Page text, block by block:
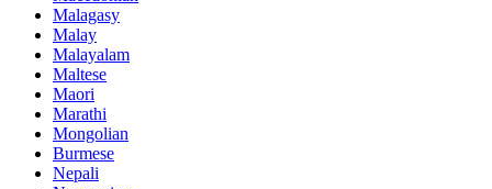
Malagasy
Malay
Malayalam
Maltese
Maori
Marathi
Mongolian
Burmese
Nepali